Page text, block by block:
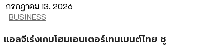
กรกฎาคม 13, 2026
BUSINESS
แอลจีเร่งเกมโฮมเอนเตอร์เทนเมนต์ไทย ชู